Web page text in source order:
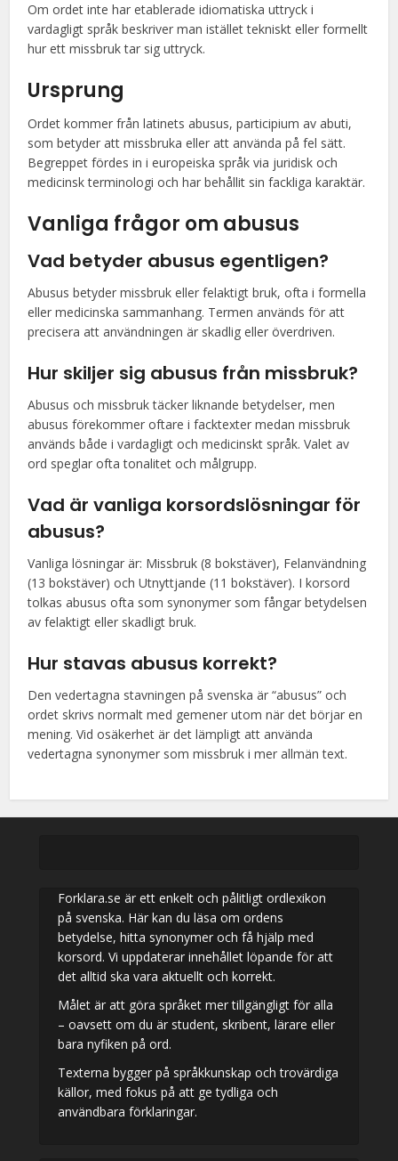
Om ordet inte har etablerade idiomatiska uttryck i
vardagligt språk beskriver man istället tekniskt eller formellt
hur ett missbruk tar sig uttryck.
Ursprung
Ordet kommer från latinets abusus, participium av abuti,
som betyder att missbruka eller att använda på fel sätt.
Begreppet fördes in i europeiska språk via juridisk och
medicinsk terminologi och har behållit sin fackliga karaktär.
Vanliga frågor om abusus
Vad betyder abusus egentligen?
Abusus betyder missbruk eller felaktigt bruk, ofta i formella
eller medicinska sammanhang. Termen används för att
precisera att användningen är skadlig eller överdriven.
Hur skiljer sig abusus från missbruk?
Abusus och missbruk täcker liknande betydelser, men
abusus förekommer oftare i facktexter medan missbruk
används både i vardagligt och medicinskt språk. Valet av
ord speglar ofta tonalitet och målgrupp.
Vad är vanliga korsordslösningar för
abusus?
Vanliga lösningar är: Missbruk (8 bokstäver), Felanvändning
(13 bokstäver) och Utnyttjande (11 bokstäver). I korsord
tolkas abusus ofta som synonymer som fångar betydelsen
av felaktigt eller skadligt bruk.
Hur stavas abusus korrekt?
Den vedertagna stavningen på svenska är “abusus” och
ordet skrivs normalt med gemener utom när det börjar en
mening. Vid osäkerhet är det lämpligt att använda
vedertagna synonymer som missbruk i mer allmän text.
Forklara.se är ett enkelt och pålitligt ordlexikon
på svenska. Här kan du läsa om ordens
betydelse, hitta synonymer och få hjälp med
korsord. Vi uppdaterar innehållet löpande för att
det alltid ska vara aktuellt och korrekt.
Målet är att göra språket mer tillgängligt för alla
– oavsett om du är student, skribent, lärare eller
bara nyfiken på ord.
Texterna bygger på språkkunskap och trovärdiga
källor, med fokus på att ge tydliga och
användbara förklaringar.